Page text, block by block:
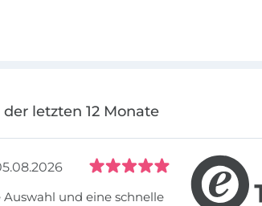
letzten 12 Monate
Auswahl und eine schnelle